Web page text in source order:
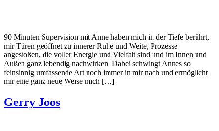
90 Minuten Supervision mit Anne haben mich in der Tiefe berührt,
mir Türen geöffnet zu innerer Ruhe und Weite, Prozesse
angestoßen, die voller Energie und Vielfalt sind und im Innen und
Außen ganz lebendig nachwirken. Dabei schwingt Annes so
feinsinnig umfassende Art noch immer in mir nach und ermöglicht
mir eine ganz neue Weise mich […]
Gerry Joos